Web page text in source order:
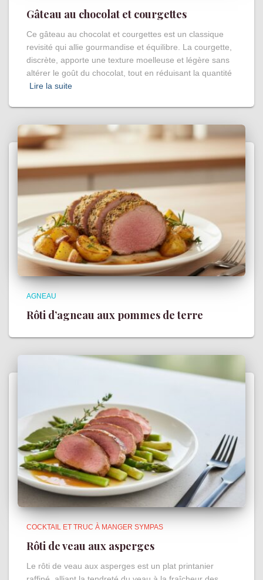
Gâteau au chocolat et courgettes
Ce gâteau au chocolat et courgettes est un classique
revisité qui allie gourmandise et équilibre. La courgette,
discrète, apporte une texture moelleuse et légère sans
altérer le goût du chocolat, tout en réduisant la quantité
Lire la suite
AGNEAU
Rôti d’agneau aux pommes de terre
COCKTAIL ET TRUC À MANGER SYMPAS
Rôti de veau aux asperges
Le rôti de veau aux asperges est un plat printanier